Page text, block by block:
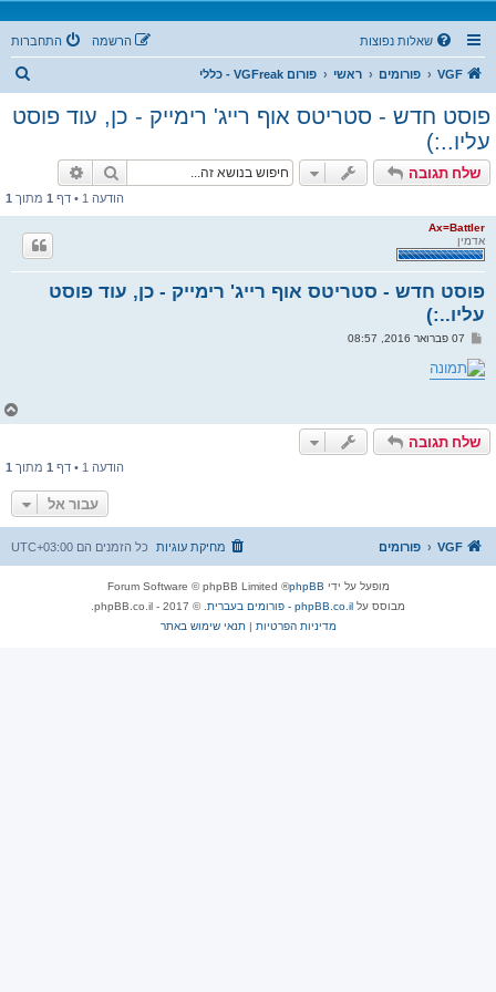
שאלות נפוצות התחברות הרשמה
VGF פורומים ראשי פורום VGFreak - כללי
פוסט חדש - סטריטס אוף רייג' רימייק - כן, עוד פוסט
עליו..:)
שלח תגובה חיפוש
הודעה 1 • דף 1 מתוך 1
Ax=Battler
אדמין
פוסט חדש - סטריטס אוף רייג' רימייק - כן, עוד פוסט
עליו..:)
ש
י
ח
07 פברואר 2016, 08:57
שלח תגובה
הודעה 1 • דף 1 מתוך 1
עבור אל
VGF פורומים כל הזמנים הם UTC+03:00 מחיקת עוגיות
מופעל על ידי phpBB
® Forum Software © phpBB Limited
מבוסס על phpBB.co.il - פורומים בעברית
. © 2017 - phpBB.co.il.
מדיניות הפרטיות |תנאי שימוש באתר